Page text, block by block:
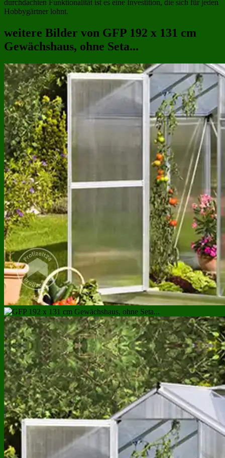
durchdachten Funktionalität ist es eine Investition, die sich für jeden
Hobbygärtner lohnt.
weitere Bilder von GFP 192 x 131 cm
Gewächshaus, ohne Seta...